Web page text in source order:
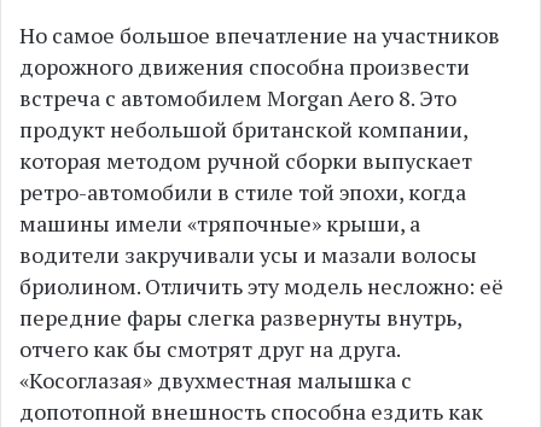
Но самое большое впечатление на участников
дорожного движения способна произвести
встреча с автомобилем Morgan Aero 8. Это
продукт небольшой британской компании,
которая методом ручной сборки выпускает
ретро-автомобили в стиле той эпохи, когда
машины имели «тряпочные» крыши, а
водители закручивали усы и мазали волосы
бриолином. Отличить эту модель несложно: её
передние фары слегка развернуты внутрь,
отчего как бы смотрят друг на друга.
«Косоглазая» двухместная малышка с
допотопной внешность способна ездить как